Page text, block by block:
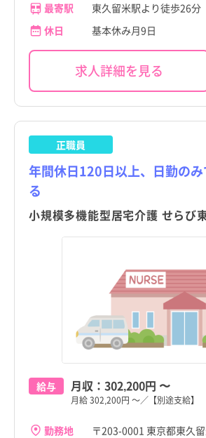
最寄駅
東久留米駅より徒歩26分
休日
基本休み月9日
求人詳細を見る
正職員
年間休日120日以上、日勤の
る
小規模多機能型居宅介護 せらび
給与 月収： 302,200円 〜
月給 302,200円 ～／【別途支給】
勤務地
〒203-0001 東京都東久